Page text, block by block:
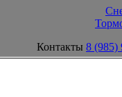
Контакты 8 (985)